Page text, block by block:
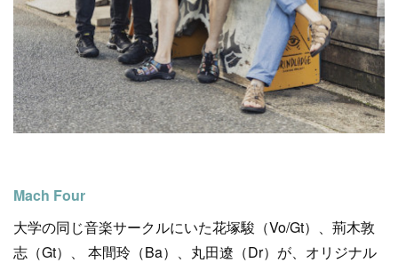
Mach Four
大学の同じ音楽サークルにいた花塚駿（Vo/Gt）、荊木敦
志（Gt）、 本間玲（Ba）、丸田遼（Dr）が、オリジナル